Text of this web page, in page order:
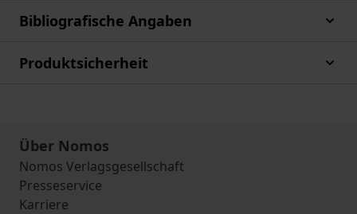
Bibliografische Angaben
Produktsicherheit
Über Nomos
Nomos Verlagsgesellschaft
Presseservice
Karriere